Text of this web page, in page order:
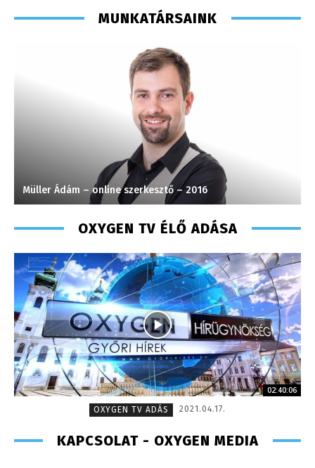
MUNKATÁRSAINK
Farkasdi Gyula – technikus – 1996
OXYGEN TV ÉLŐ ADÁSA
02:40:06
OXYGEN TV ADÁS
2021.04.17.
KAPCSOLAT - OXYGEN MEDIA